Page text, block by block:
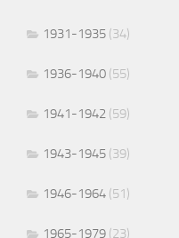
1931-1935 (34)
1936-1940 (55)
1941-1942 (59)
1943-1945 (39)
1946-1964 (51)
1965-1979 (23)